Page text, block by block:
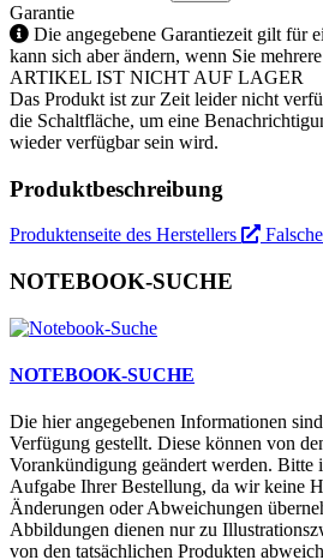
Garantie
Die angegebene Garantiezeit gilt für
kann sich aber ändern, wenn Sie
ARTIKEL IST NICHT AUF LAGER
Das Produkt ist zur Zeit leider nicht
die Schaltfläche, um eine
wieder verfügbar sein wird.
Produktbeschreibung
Produktenseite des Herstellers
NOTEBOOK-SUCHE
NOTEBOOK-SUCHE
Die hier angegebenen Informationen
Verfügung gestellt. Diese können von
Vorankündigung geändert werden. Bitte
Aufgabe Ihrer Bestellung, da wir keine
Änderungen oder Abweichungen
Abbildungen dienen nur zu
von den tatsächlichen Produkten